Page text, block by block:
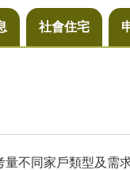
社會住宅
不同家戶類型及需